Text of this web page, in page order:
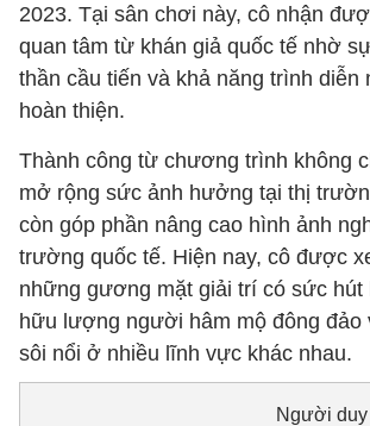
2023. Tại sân chơi này, cô nhận
quan tâm từ khán giả quốc tế nhờ
thần cầu tiến và khả năng trình diễn
hoàn thiện.
Thành công từ chương trình không
mở rộng sức ảnh hưởng tại thị
còn góp phần nâng cao hình ảnh
trường quốc tế. Hiện nay, cô được
những gương mặt giải trí có sức hút
hữu lượng người hâm mộ đông đảo
sôi nổi ở nhiều lĩnh vực khác nhau.
Người duy